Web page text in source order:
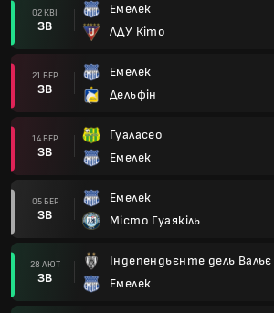
02 КВІ
ЗВ
Емелек
ЛДУ Кіто
21 БЕР
ЗВ
Емелек
Дельфін
14 БЕР
ЗВ
Гуаласео
Емелек
05 БЕР
ЗВ
Емелек
Місто Гуаякіль
28 ЛЮТ
ЗВ
Індепендьєнте дель Вальє
Емелек